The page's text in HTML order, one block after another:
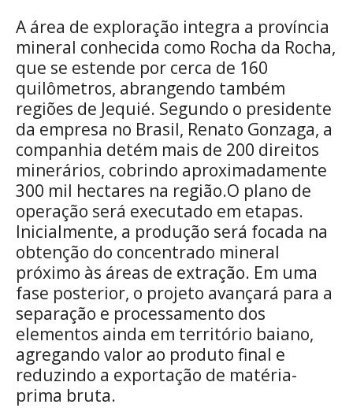
A área de exploração integra a província
mineral conhecida como Rocha da Rocha,
que se estende por cerca de 160
quilômetros, abrangendo também
regiões de Jequié. Segundo o presidente
da empresa no Brasil, Renato Gonzaga, a
companhia detém mais de 200 direitos
minerários, cobrindo aproximadamente
300 mil hectares na região.O plano de
operação será executado em etapas.
Inicialmente, a produção será focada na
obtenção do concentrado mineral
próximo às áreas de extração. Em uma
fase posterior, o projeto avançará para a
separação e processamento dos
elementos ainda em território baiano,
agregando valor ao produto final e
reduzindo a exportação de matéria-
prima bruta.